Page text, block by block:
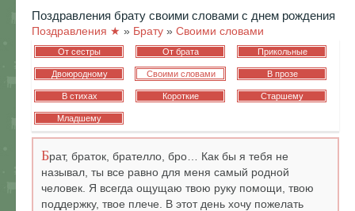
поздравления брату своими словами с днем рождения
Поздравления ★ » Брату » Своими словами
От сестры От брата Прикольные
Двоюродному Своими словами В прозе
В стихах Короткие Старшему
Младшему
Брат, браток, брателло, бро… Как бы я тебя не
называл, ты все равно для меня самый родной
человек. Я всегда ощущаю твою руку помощи, твою
поддержку, твое плече. В этот день хочу пожелать